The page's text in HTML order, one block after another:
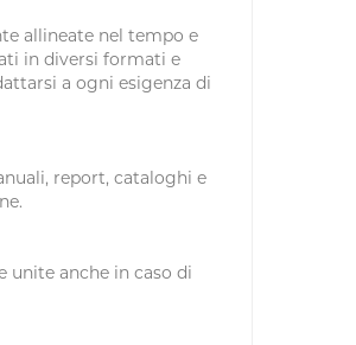
allineate nel tempo e
in diversi formati e
a ogni esigenza di
report, cataloghi e
unite anche in caso di